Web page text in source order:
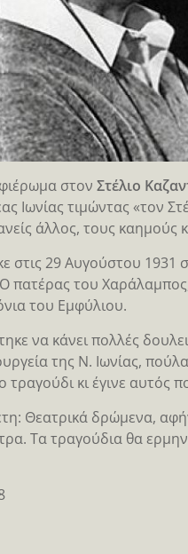
στον Στέλιο
Ιωνίας τιμώντας «τον
άλλος, τους
στις 29 Αυγούστου 1931
πατέρας του
του Εμφύλιου.
να κάνει πολλές
της Ν. Ιωνίας,
κι έγινε αυτός
Θεατρικά δρώμενα,
Τα τραγούδια θα